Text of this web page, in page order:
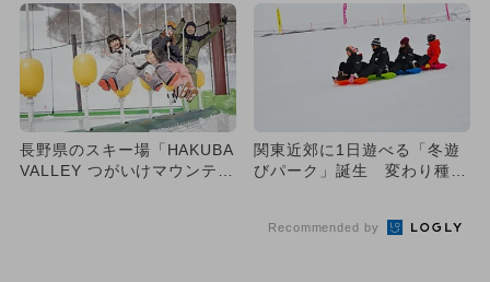
長野県のスキー場「HAKUBA
VALLEY つがいけマウンテン
関東近郊に1日遊べる「冬遊
びパーク」誕生 変わり種体
Recommended by